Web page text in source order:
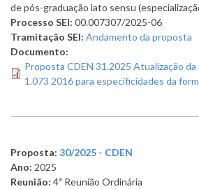
de pós-graduação lato sensu
Processo SEI: 00.007307/2025-06
Tramitação SEI: Andamento da proposta
Documento:
Proposta CDEN 31.2025 Atualização da
1.073 2016 para especificidades da
Proposta: 30/2025 - CDEN
Ano: 2025
Reunião: 4ª Reunião Ordinária